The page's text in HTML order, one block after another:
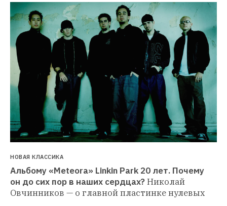
НОВАЯ КЛАССИКА
Альбому «Meteora» Linkin Park 20 лет. Почему
он до сих пор в наших сердцах?Николай
Овчинников — о главной пластинке нулевых